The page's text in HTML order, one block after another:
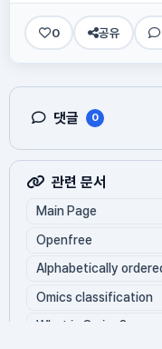
0 공유
댓글 0
관련 문서
Main Page
Openfree
Alphabetically
Omics classification
What is Oming?